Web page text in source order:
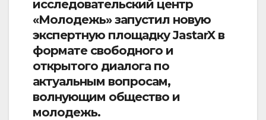
исследовательский центр
«Молодежь» запустил новую
экспертную площадку JastarX в
формате свободного и
открытого диалога по
актуальным вопросам,
волнующим общество и
молодежь.